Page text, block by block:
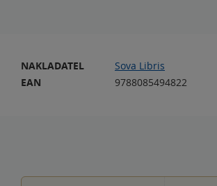
NAKLADATEL
Sova Libris
EAN
9788085494822